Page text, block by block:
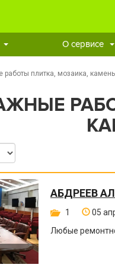
О сервисе
плитка, мозаика, камень
АБДРЕЕВ
1 05
Любые